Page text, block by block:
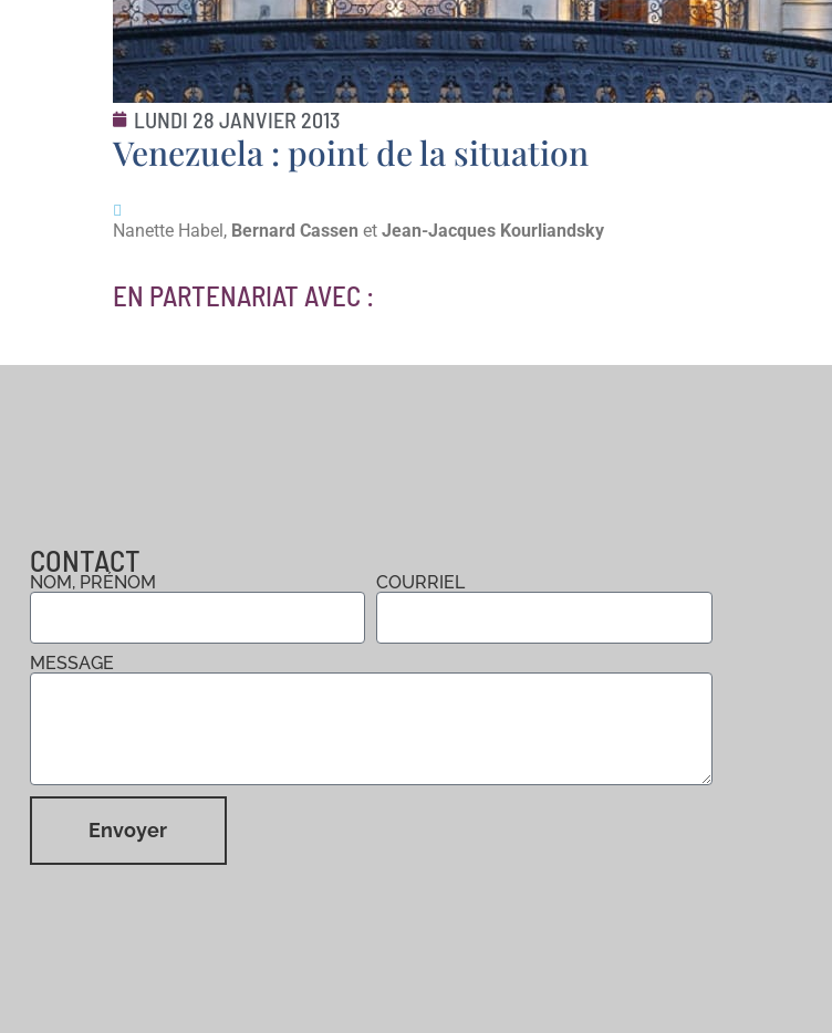
LUNDI 28 JANVIER 2013
Venezuela : point de la situation
Nanette Habel, Bernard Cassen et Jean-Jacques Kourliandsky
EN PARTENARIAT AVEC :
CONTACT
NOM, PRÉNOM COURRIEL
MESSAGE
Envoyer